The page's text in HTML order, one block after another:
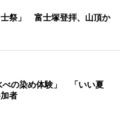
祭」 富士塚登拝、山頂か
べの染め体験」 「いい夏
者